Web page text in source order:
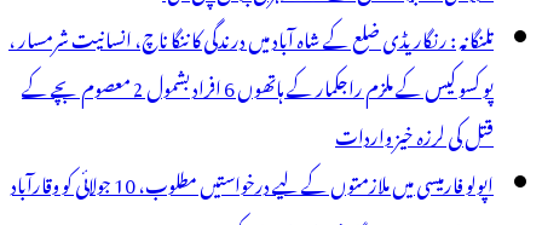
تلنگانہ : رنگاریڈی ضلع کے شاہ آباد میں درندگی کا ننگا ناچ، انسانیت شرمسار ،
پو کسو کیس کے ملزم راجکمار کے ہاتھوں 6 افراد بشمول 2 معصوم بچے کے
قتل کی لرزہ خیز واردات
اپولو فارمیسی میں ملازمتوں کے لیے درخواستیں مطلوب، 10 جولائی کو وقارآباد